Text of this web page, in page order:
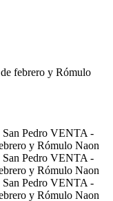
febrero y Rómulo